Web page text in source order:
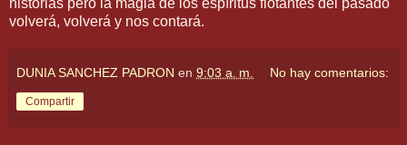
historias pero la magia de los espíritus flotantes del pasado
volverá, volverá y nos contará.
DUNIA SANCHEZ PADRON en 9:03 a. m. No hay comentarios:
Compartir